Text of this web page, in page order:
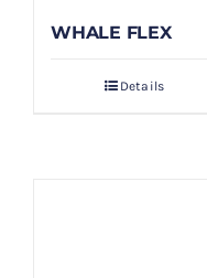
WHALE FLEX
Details